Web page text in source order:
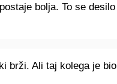
bolja. To se desilo
brži. Ali taj kolega je bio